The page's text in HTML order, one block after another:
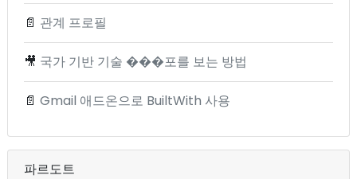
📄 관계 프로필
🎥 국가 기반 기술 ���포를 보는 방법
📄 Gmail 애드온으로 BuiltWith 사용
파르도트